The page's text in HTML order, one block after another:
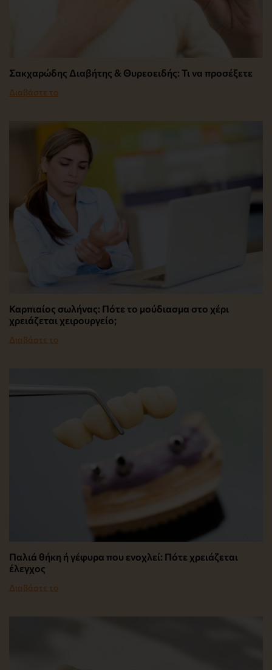
Σακχαρώδης Διαβήτης & Θυρεοειδής: Τι να προσέξετε
Διαβάστε το
Καρπιαίος σωλήνας: Πότε το μούδιασμα στο χέρι
χρειάζεται χειρουργείο;
Διαβάστε το
Παλιά θήκη ή γέφυρα που ενοχλεί: Πότε χρειάζεται
έλεγχος
Διαβάστε το